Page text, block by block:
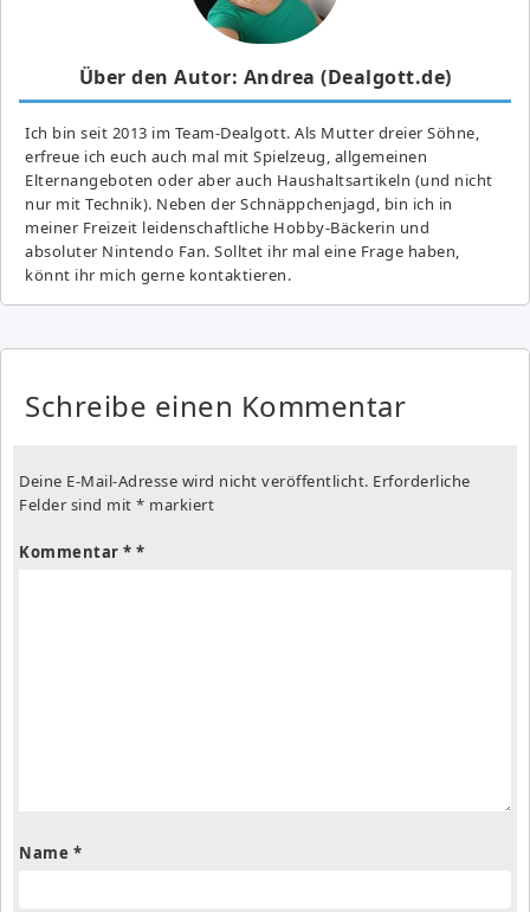
Über den Autor: Andrea (Dealgott.de)
Ich bin seit 2013 im Team-Dealgott. Als Mutter dreier Söhne,
erfreue ich euch auch mal mit Spielzeug, allgemeinen
Elternangeboten oder aber auch Haushaltsartikeln (und nicht
nur mit Technik). Neben der Schnäppchenjagd, bin ich in
meiner Freizeit leidenschaftliche Hobby-Bäckerin und
absoluter Nintendo Fan. Solltet ihr mal eine Frage haben,
könnt ihr mich gerne kontaktieren.
Schreibe einen Kommentar
Deine E-Mail-Adresse wird nicht veröffentlicht. Erforderliche
Felder sind mit * markiert
Kommentar *
Name *